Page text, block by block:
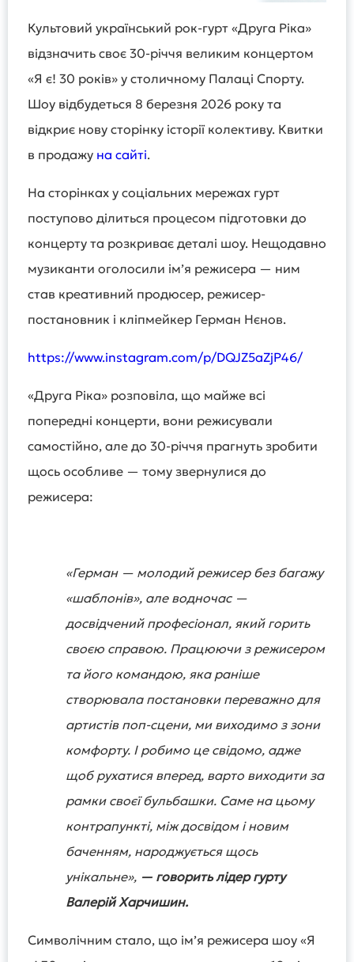
Культовий український рок-гурт «Друга Ріка»
відзначить своє 30-річчя великим концертом
«Я є! 30 років» у столичному Палаці Спорту.
Шоу відбудеться 8 березня 2026 року та
відкриє нову сторінку історії колективу. Квитки
в продажу на сайті.
На сторінках у соціальних мережах гурт
поступово ділиться процесом підготовки до
концерту та розкриває деталі шоу. Нещодавно
музиканти оголосили ім’я режисера — ним
став креативний продюсер, режисер-
постановник і кліпмейкер Герман Нєнов.
https://www.instagram.com/p/DQJZ5aZjP46/
«Друга Ріка» розповіла, що майже всі
попередні концерти, вони режисували
самостійно, але до 30-річчя прагнуть зробити
щось особливе — тому звернулися до
режисера:
«Герман — молодий режисер без багажу
«шаблонів», але водночас —
досвідчений професіонал, який горить
своєю справою. Працюючи з режисером
та його командою, яка раніше
створювала постановки переважно для
артистів поп-сцени, ми виходимо з зони
комфорту. І робимо це свідомо, адже
щоб рухатися вперед, варто виходити за
рамки своєї бульбашки. Саме на цьому
контрапункті, між досвідом і новим
баченням, народжується щось
унікальне», — говорить лідер гурту
Валерій Харчишин.
Символічним стало, що ім’я режисера шоу «Я